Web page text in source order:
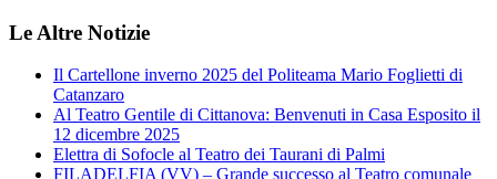
Le Altre Notizie
Il Cartellone inverno 2025 del Politeama Mario Foglietti di
Catanzaro
Al Teatro Gentile di Cittanova: Benvenuti in Casa Esposito il
12 dicembre 2025
Elettra di Sofocle al Teatro dei Taurani di Palmi
FILADELFIA (VV) – Grande successo al Teatro comunale